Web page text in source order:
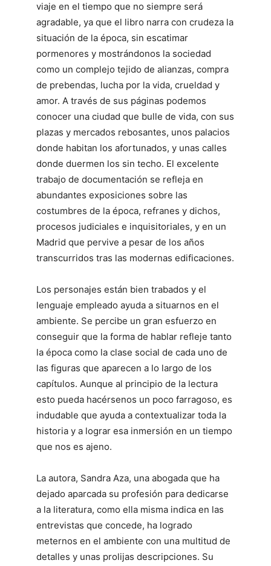
viaje en el tiempo que no siempre será
agradable, ya que el libro narra con crudeza la
situación de la época, sin escatimar
pormenores y mostrándonos la sociedad
como un complejo tejido de alianzas, compra
de prebendas, lucha por la vida, crueldad y
amor. A través de sus páginas podemos
conocer una ciudad que bulle de vida, con sus
plazas y mercados rebosantes, unos palacios
donde habitan los afortunados, y unas calles
donde duermen los sin techo. El excelente
trabajo de documentación se refleja en
abundantes exposiciones sobre las
costumbres de la época, refranes y dichos,
procesos judiciales e inquisitoriales, y en un
Madrid que pervive a pesar de los años
transcurridos tras las modernas edificaciones.
Los personajes están bien trabados y el
lenguaje empleado ayuda a situarnos en el
ambiente. Se percibe un gran esfuerzo en
conseguir que la forma de hablar refleje tanto
la época como la clase social de cada uno de
las figuras que aparecen a lo largo de los
capítulos. Aunque al principio de la lectura
esto pueda hacérsenos un poco farragoso, es
indudable que ayuda a contextualizar toda la
historia y a lograr esa inmersión en un tiempo
que nos es ajeno.
La autora, Sandra Aza, una abogada que ha
dejado aparcada su profesión para dedicarse
a la literatura, como ella misma indica en las
entrevistas que concede, ha logrado
meternos en el ambiente con una multitud de
detalles y unas prolijas descripciones. Su